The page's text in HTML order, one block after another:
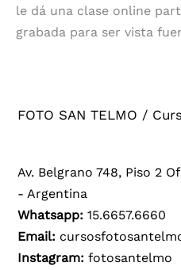
le dá una clase online
grabada para ser vista
FOTO SAN TELMO /
Av. Belgrano 748, Piso 2
- Argentina
Whatsapp:15.6657.6660
Email:
Instagram: fotosantelmo